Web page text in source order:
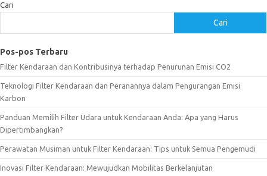
Cari
Cari
Pos-pos Terbaru
Filter Kendaraan dan Kontribusinya terhadap Penurunan Emisi CO2
Teknologi Filter Kendaraan dan Peranannya dalam Pengurangan Emisi
Karbon
Panduan Memilih Filter Udara untuk Kendaraan Anda: Apa yang Harus
Dipertimbangkan?
Perawatan Musiman untuk Filter Kendaraan: Tips untuk Semua Pengemudi
Inovasi Filter Kendaraan: Mewujudkan Mobilitas Berkelanjutan